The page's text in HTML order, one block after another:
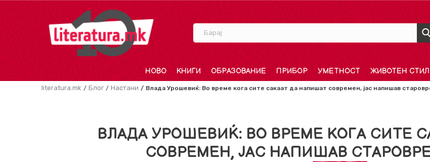
Барај
НОВО КНИГИ ОБРАЗОВАНИЕ ПРИБОР УМЕТНОСТ ЖИВОТЕН СТИЛ
literatura.mk Блог Настани Влада Урошевиќ: Во време кога сите сакаат да напишат современ, јас напишав
ВЛАДА УРОШЕВИЌ: ВО ВРЕМЕ КОГА СИТЕ
СОВРЕМЕН, ЈАС НАПИШАВ